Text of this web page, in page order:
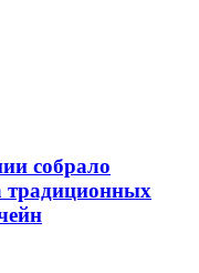
собрало
традиционных